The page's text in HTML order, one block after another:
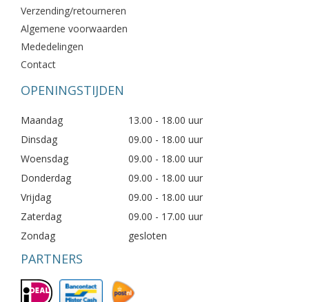
Verzending/retourneren
Algemene voorwaarden
Mededelingen
Contact
OPENINGSTIJDEN
Maandag
13.00 - 18.00 uur
Dinsdag
09.00 - 18.00 uur
Woensdag
09.00 - 18.00 uur
Donderdag
09.00 - 18.00 uur
Vrijdag
09.00 - 18.00 uur
Zaterdag
09.00 - 17.00 uur
Zondag
gesloten
PARTNERS